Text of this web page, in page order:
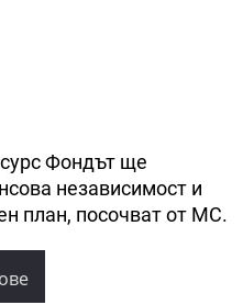
Фондът ще
независимост и
план, посочват от МС.